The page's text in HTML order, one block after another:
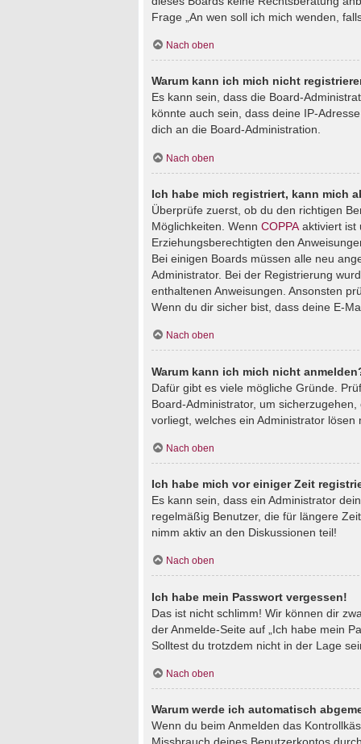
Frage „An wen soll ich mich wenden,
Nach oben
Warum kann ich mich nicht
Es kann sein, dass die Board-
könnte auch sein, dass deine IP-
dich an die Board-Administration.
Nach oben
Ich habe mich registriert, kann mich
Überprüfe zuerst, ob du den richtigen
Möglichkeiten. Wenn COPPA aktiviert ist
Erziehungsberechtigten den
Bei einigen Boards müssen alle neu
Administrator. Bei der Registrierung
enthaltenen Anweisungen. Ansonsten
Wenn du dir sicher bist, dass deine E-
Nach oben
Warum kann ich mich nicht
Dafür gibt es viele mögliche Gründe.
Board-Administrator, um
vorliegt, welches ein Administrator lösen
Nach oben
Ich habe mich vor einiger Zeit
Es kann sein, dass ein Administrator
regelmäßig Benutzer, die für längere
nimm aktiv an den Diskussionen teil!
Nach oben
Ich habe mein Passwort vergessen!
Das ist nicht schlimm! Wir können dir
der Anmelde-Seite auf „Ich habe mein
Solltest du trotzdem nicht in der Lage
Nach oben
Warum werde ich automatisch
Wenn du beim Anmelden das